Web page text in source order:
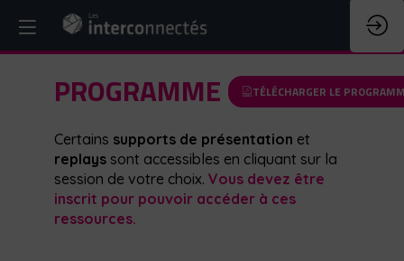
PROGRAMME TÉLÉCHARGER LE
Certains supports de présentation et
replays sont accessibles en cliquant sur la
session de votre choix. Vous devez être
inscrit pour pouvoir accéder à ces
ressources.